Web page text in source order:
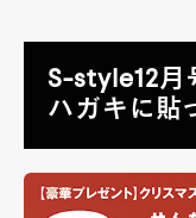
S-style12月
ハガキに貼